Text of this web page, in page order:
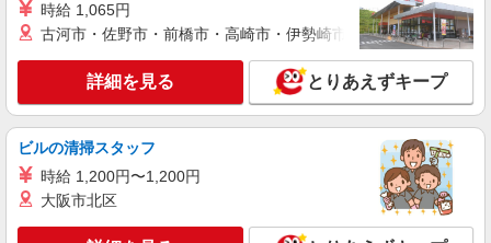
時給 1,065円
古河市・佐野市・前橋市・高崎市・伊勢崎市・太田市・館林市
詳細を見る とりあえずキープ
ビルの清掃スタッフ
時給 1,200円〜1,200円
大阪市北区